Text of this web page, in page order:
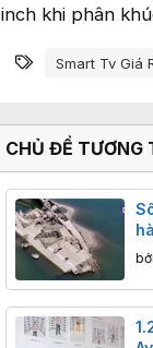
inch khi phân
Từ khóa
Smart Tv Giá
CHỦ ĐỀ TƯƠNG
bởi